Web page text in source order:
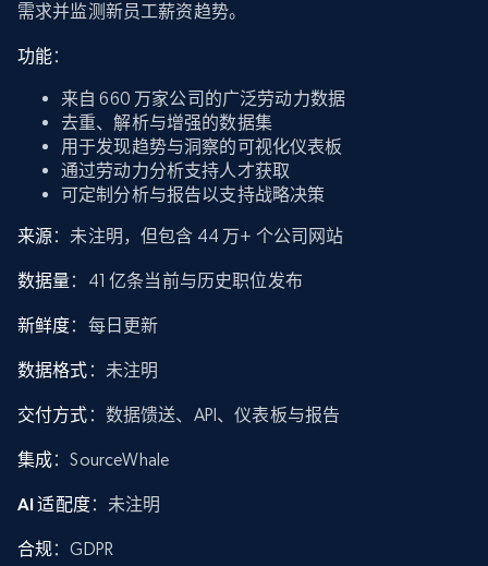
需求并监测新员工薪资趋势。
功能：
来自 660 万家公司的广泛劳动力数据
去重、解析与增强的数据集
用于发现趋势与洞察的可视化仪表板
通过劳动力分析支持人才获取
可定制分析与报告以支持战略决策
来源：未注明，但包含 44 万+ 个公司网站
数据量：41 亿条当前与历史职位发布
新鲜度：每日更新
数据格式 ：未注明
交付方式 ：数据馈送、API、仪表板与报告
集成：SourceWhale
AI 适配度：未注明
合规：GDPR